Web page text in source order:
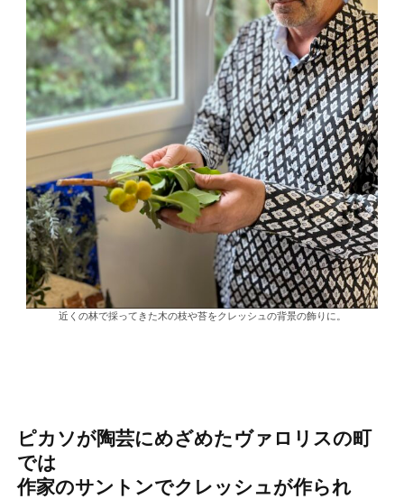
近くの林で採ってきた木の枝や苔をクレッシュの背景の飾りに。
ピカソが陶芸にめざめたヴァロリスの町
では
作家のサントンでクレッシュが作られ